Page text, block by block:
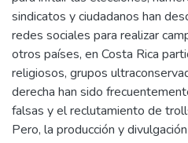
sindicatos y ciudadanos han
redes sociales para realizar
otros países, en Costa Rica
religiosos, grupos
derecha han sido
falsas y el reclutamiento de
Pero, la producción y